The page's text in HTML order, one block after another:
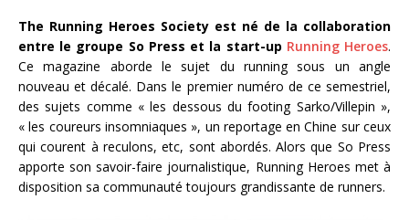
The Running Heroes Society est né de la collaboration
entre le groupe So Press et la start-up Running Heroes.
Ce magazine aborde le sujet du running sous un angle
nouveau et décalé. Dans le premier numéro de ce semestriel,
des sujets comme « les dessous du footing Sarko/Villepin »,
« les coureurs insomniaques », un reportage en Chine sur ceux
qui courent à reculons, etc, sont abordés. Alors que So Press
apporte son savoir-faire journalistique, Running Heroes met à
disposition sa communauté toujours grandissante de runners.